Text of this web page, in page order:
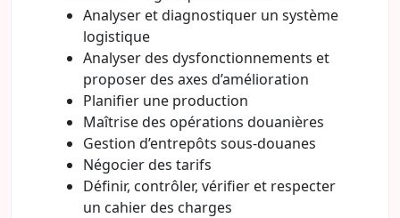
Analyser et diagnostiquer un système
logistique
Analyser des dysfonctionnements et
proposer des axes d’amélioration
Planifier une production
Maîtrise des opérations douanières
Gestion d’entrepôts sous-douanes
Négocier des tarifs
Définir, contrôler, vérifier et respecter
un cahier des charges